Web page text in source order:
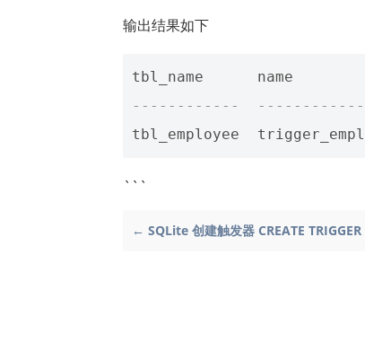
输出结果如下
tbl_name
name
------------
tbl_employee
```
← SQLite 创建触发器 CREATE TRIGGER